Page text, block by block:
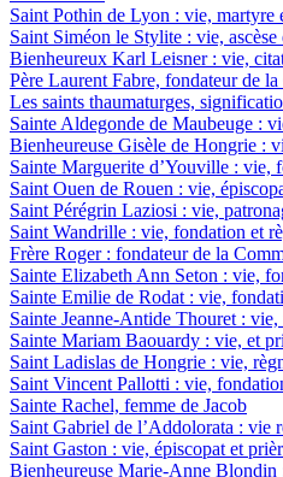
Saint Pothin de Lyon : vie, martyre
Saint Siméon le Stylite : vie, ascèse
Bienheureux Karl Leisner : vie,
Père Laurent Fabre, fondateur de
Les saints thaumaturges,
Sainte Aldegonde de Maubeuge :
Bienheureuse Gisèle de Hongrie :
Sainte Marguerite d’Youville : vie,
Saint Ouen de Rouen : vie,
Saint Pérégrin Laziosi : vie,
Saint Wandrille : vie, fondation et
Frère Roger : fondateur de la
Sainte Elizabeth Ann Seton : vie,
Sainte Emilie de Rodat : vie,
Sainte Jeanne-Antide Thouret :
Sainte Mariam Baouardy : vie, et
Saint Ladislas de Hongrie : vie,
Saint Vincent Pallotti : vie,
Sainte Rachel, femme de Jacob
Saint Gabriel de l’Addolorata : vie
Saint Gaston : vie, épiscopat et
Bienheureuse Marie-Anne Blondin